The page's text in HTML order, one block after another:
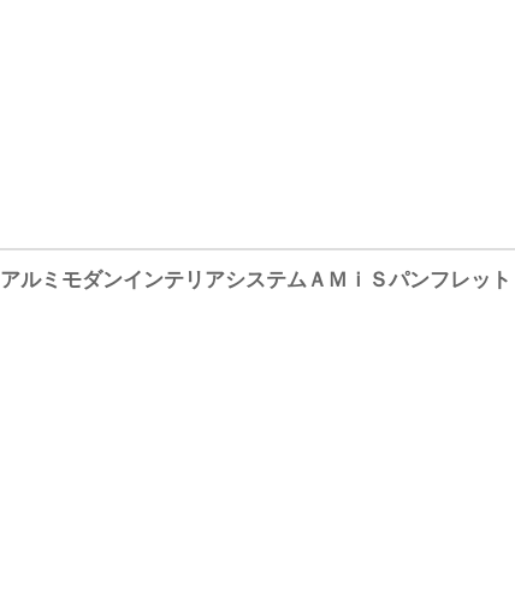
アルミモダンインテリアシステムＡＭｉＳパンフレット